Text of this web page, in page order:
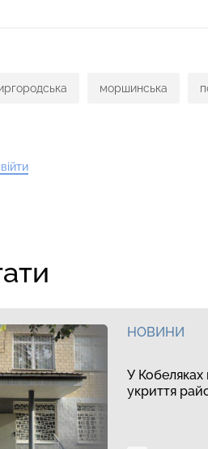
моршинська
НОВИНИ
У Кобеляках
укриття